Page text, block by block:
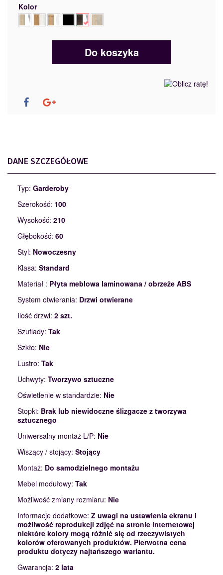
Do koszyka
DANE SZCZEGÓŁOWE
Typ: Garderoby
Szerokość: 100
Wysokość: 210
Głębokość: 60
Styl: Nowoczesny
Klasa: Standard
Materiał : Płyta meblowa laminowana / obrzeże ABS
System otwierania: Drzwi otwierane
Ilość drzwi: 2 szt.
Szuflady: Tak
Szkło: Nie
Lustro: Tak
Uchwyty: Tworzywo sztuczne
Oświetlenie w standardzie: Nie
Stopki: Brak lub niewidoczne ślizgacze z tworzywa
sztucznego
Uniwersalny montaż L/P: Nie
Wiszący / stojący: Stojący
Montaż: Do samodzielnego montażu
Mebel modułowy: Tak
Możliwość zmiany rozmiaru: Nie
Informacje dodatkowe: Z uwagi na ustawienia ekranu i
możliwość reprodukcji zdjęć na stronie internetowej
niektóre kolory mogą różnić się od rzeczywistych
kolorów oferowanych produktów. Pierwotna cena
produktu dotyczy najtańszego wariantu.
Gwarancja: 2 lata